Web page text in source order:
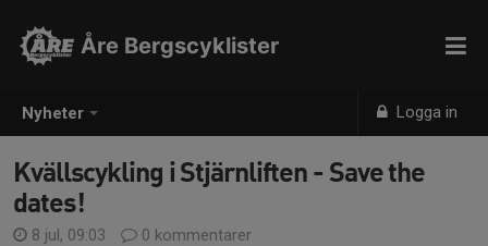
Nyheter Logga in
Åre Bergscyklister
Kvällscykling i Stjärnliften - Save the
dates!
8 jul, 09:03 0 kommentarer